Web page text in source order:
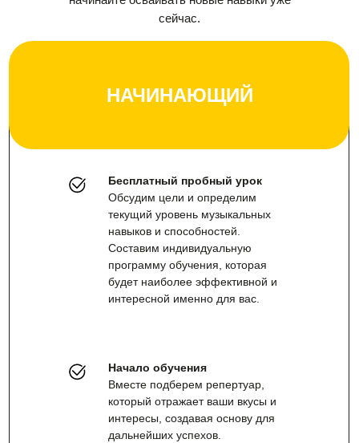
сейчас.
НАЧИНАЮЩИЙ
Бесплатный пробный урок
Обсудим цели и определим
текущий уровень музыкальных
навыков и способностей.
Составим индивидуальную
программу обучения, которая
будет наиболее эффективной и
интересной именно для вас.
Начало обучения
Вместе подберем репертуар,
который отражает ваши вкусы и
интересы, создавая основу для
дальнейших успехов.